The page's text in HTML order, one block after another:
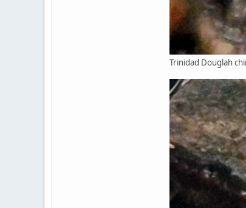
Trinidad Douglah